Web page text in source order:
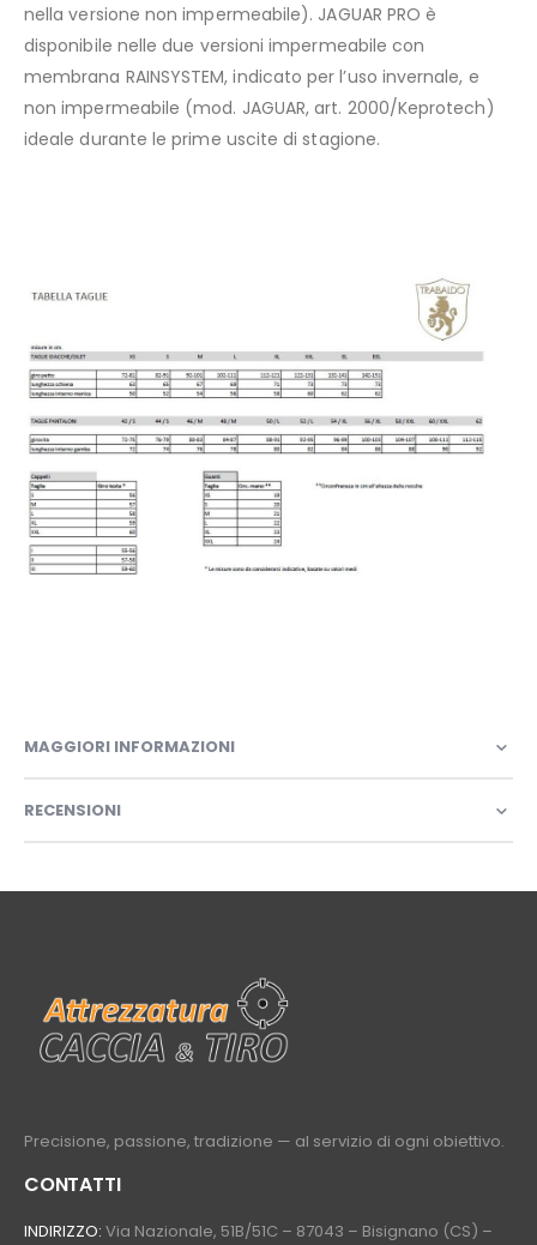
nella versione non impermeabile). JAGUAR PRO è
disponibile nelle due versioni impermeabile con
membrana RAINSYSTEM, indicato per l’uso invernale, e
non impermeabile (mod. JAGUAR, art. 2000/Keprotech)
ideale durante le prime uscite di stagione.
MAGGIORI INFORMAZIONI
RECENSIONI
Precisione, passione, tradizione — al servizio di ogni obiettivo.
CONTATTI
INDIRIZZO: Via Nazionale, 51B/51C – 87043 – Bisignano (CS) –